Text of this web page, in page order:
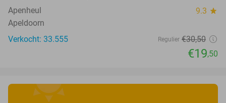
Apenheul 9.3 star
Apeldoorn
Verkocht: 33.555
Regulier €30,50
€19,50